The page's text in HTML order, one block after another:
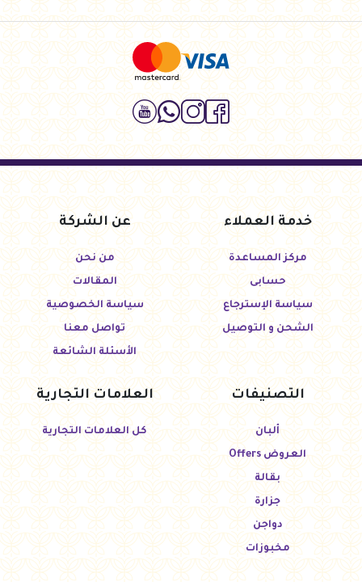
خدمة العملاء
مركز المساعدة
حسابى
سياسة الإسترجاع
الشحن و التوصيل
عن الشركة
من نحن
المقالات
سياسة الخصوصية
تواصل معنا
الأسئلة الشائعة
التصنيفات
ألبان
العروض Offers
بقالة
جزارة
دواجن
مخبوزات
العلامات التجارية
كل العلامات التجارية